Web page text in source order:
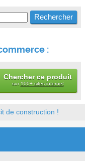
:
Chercher ce produit
sur 100+ sites internet
de construction !